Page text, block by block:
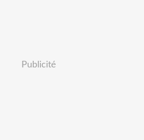
Publicité